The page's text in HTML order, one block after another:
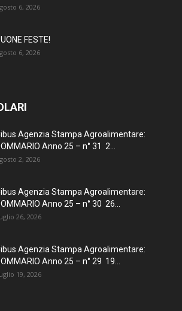
6, 2026
FESTE!
6, 2026
Agenzia Stampa Agroalimentare:
Anno 25 – n° 31 2...
2, 2026
Agenzia Stampa Agroalimentare:
Anno 25 – n° 30 26...
26, 2026
Agenzia Stampa Agroalimentare:
Anno 25 – n° 29 19...
19, 2026